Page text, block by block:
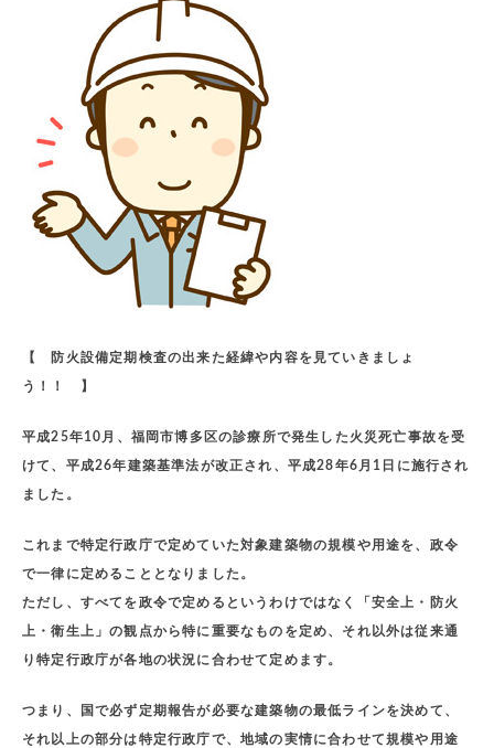
【 防火設備定期検査の出来た経緯や内容を見ていきましょ
う！！ 】
平成25年10月、福岡市博多区の診療所で発生した火災死亡事故を受
けて、平成26年建築基準法が改正され、平成28年6月1日に施行され
ました。
これまで特定行政庁で定めていた対象建築物の規模や用途を、政令
で一律に定めることとなりました。
ただし、すべてを政令で定めるというわけではなく「安全上・防火
上・衛生上」の観点から特に重要なものを定め、それ以外は従来通
り特定行政庁が各地の状況に合わせて定めます。
つまり、国で必ず定期報告が必要な建築物の最低ラインを決めて、
それ以上の部分は特定行政庁で、地域の実情に合わせて規模や用途